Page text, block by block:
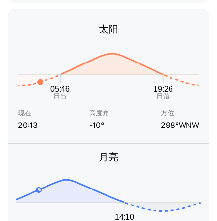
太阳
现在
20:13
高度角
-10°
方位
298°WNW
月亮